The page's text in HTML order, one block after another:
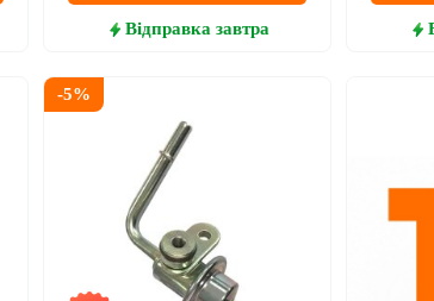
Відправка завтра
-5%